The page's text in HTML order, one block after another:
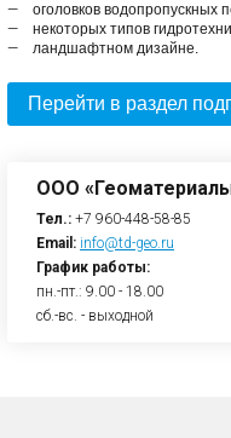
оголовков водопропускных
некоторых типов
ландшафтном дизайне.
Перейти в раздел
ООО
Тел.: +7 960-448-58-85
Email: info@td-geo.ru
График работы:
пн.-пт.: 9.00 - 18.00
сб.-вс. - выходной